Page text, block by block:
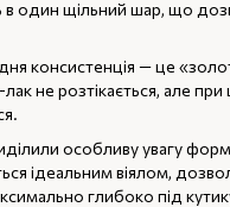
в один щільний шар, що
консистенція — це
не розтікається, але
особливу увагу
ідеальним віялом,
глибоко під